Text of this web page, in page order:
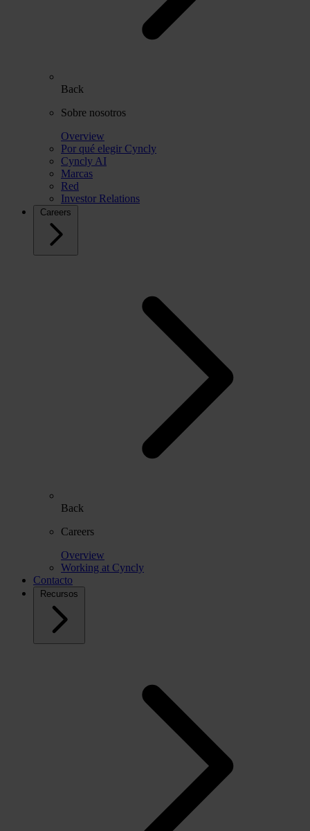
Back
Sobre nosotros
Overview
Por qué elegir Cyncly
Cyncly AI
Marcas
Red
Investor Relations
Careers
Back
Careers
Overview
Working at Cyncly
Contacto
Recursos